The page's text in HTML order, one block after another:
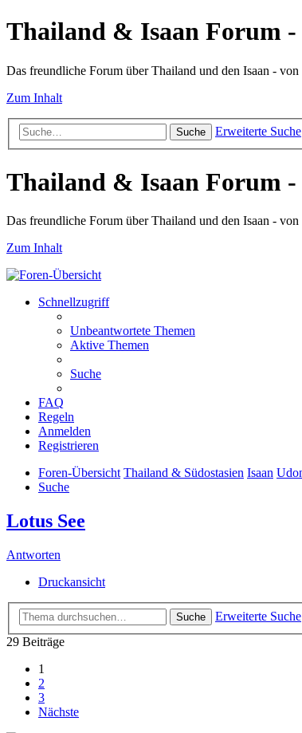
Thailand & Isaan Forum -
Das freundliche Forum über Thailand und den Isaan -
Zum Inhalt
Suche Erweiterte Suche
Thailand & Isaan Forum -
Das freundliche Forum über Thailand und den Isaan -
Zum Inhalt
Schnellzugriff
Unbeantwortete Themen
Aktive Themen
Suche
FAQ
Regeln
Anmelden
Registrieren
Foren-Übersicht Thailand & Südostasien Isaan
Suche
Lotus See
Antworten
Druckansicht
Suche
Erweiterte Suche
29 Beiträge
1
2
3
Nächste